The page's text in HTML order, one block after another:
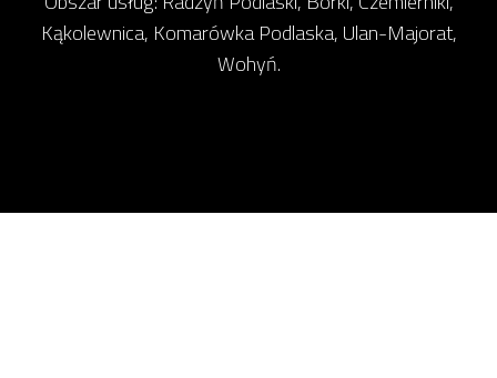
Kąkolewnica, Komarówka Podlaska, Ulan-Majorat,
Wohyń.